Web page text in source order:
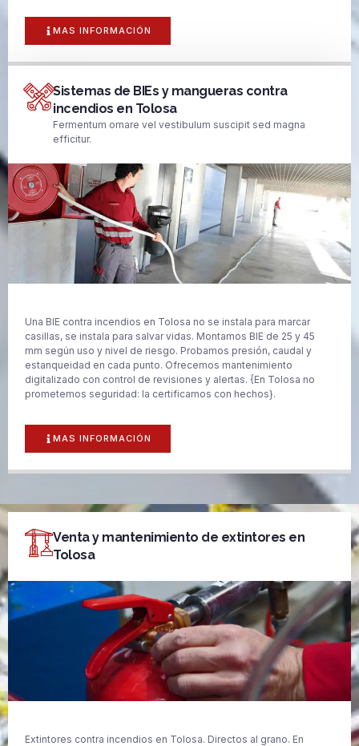
MAS INFORMACIÓN
Sistemas de BIEs y mangueras contra
incendios en Tolosa
Fermentum ornare vel vestibulum suscipit sed magna
efficitur.
Una BIE contra incendios en Tolosa no se instala para marcar
casillas, se instala para salvar vidas. Montamos BIE de 25 y 45
mm según uso y nivel de riesgo. Probamos presión, caudal y
estanqueidad en cada punto. Ofrecemos mantenimiento
digitalizado con control de revisiones y alertas. {En Tolosa no
prometemos seguridad: la certificamos con hechos}.
MAS INFORMACIÓN
Venta y mantenimiento de extintores en
Tolosa
Extintores contra incendios en Tolosa. Directos al grano. En